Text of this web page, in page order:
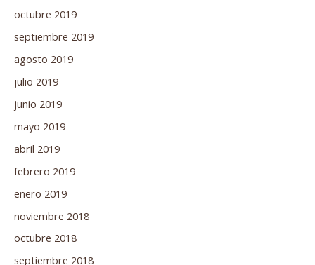
octubre 2019
septiembre 2019
agosto 2019
julio 2019
junio 2019
mayo 2019
abril 2019
febrero 2019
enero 2019
noviembre 2018
octubre 2018
septiembre 2018